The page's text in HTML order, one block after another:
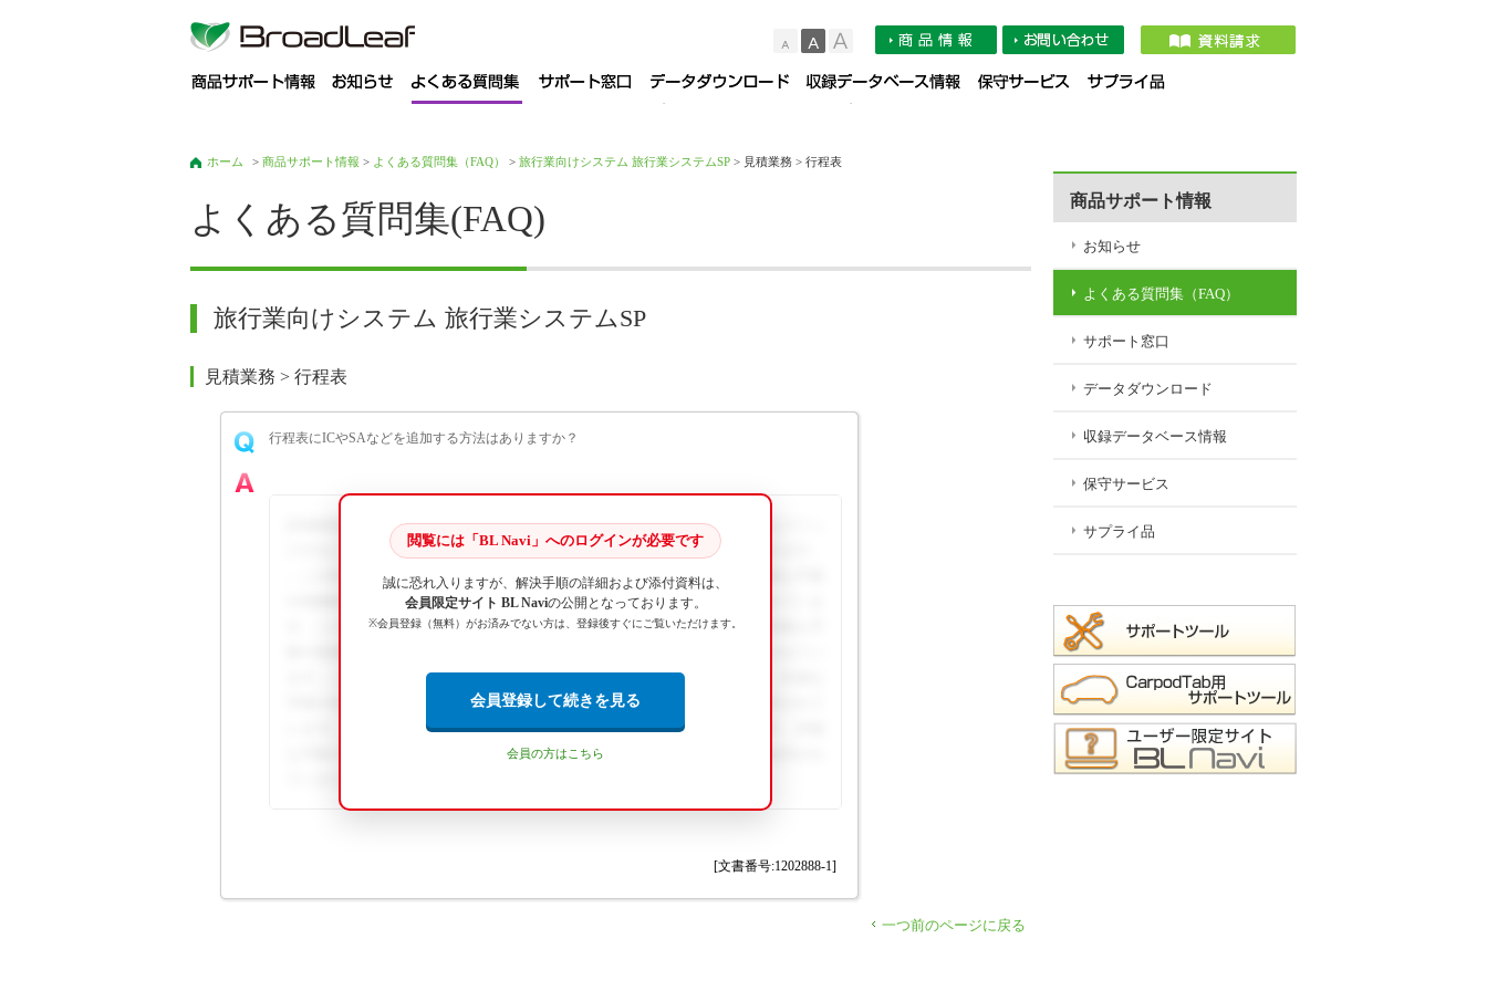
小 大
商品サポート情報
お知らせ
ホーム > 商品サポート情報 > よくある質問集（FAQ） > 旅行業向けシステム 旅行業システムSP > 見積業務 > 行程表
よくある質問集(FAQ)
旅行業向けシステム 旅行業システムSP
見積業務 > 行程表
行程表にICやSAなどを追加する方法はありますか？
[詳細画面]を開き、高速道路を通過している経路を選択します。[地点挿入]をクリッ
クすると、通過しているICやSAが表示されますので、選択し[OK]で追加できます。
... この回答の続きを閲覧するには、BL Naviへのログインが必要です。詳細な手順
や画像解説、関連資料のダウンロードは会員専用コンテンツとして提供されていま
す。この回答の続きを閲覧するには、BL Naviへのログインが必要です。詳細な手
ます。この回答の続きを閲覧するには、BL Naviへのログインが必要です。詳細な
手順や画像解説、関連資料のダウンロードは会員専用コンテンツとして提供されて
います。この回答の続きを閲覧するには、BL Naviへのログインが必要です。詳細
な手順や画像解説、関連資料のダウンロードは会員専用コンテンツとして提供され
閲覧には「BL Navi」へのログインが必要です
誠に恐れ入りますが、解決手順の詳細および添付資料は、
会員限定サイト BL Naviの公開となっております。
※会員登録（無料）がお済みでない方は、登録後すぐにご覧いただけます。
会員登録して続きを見る
会員の方はこちら
[文書番号:1202888-1]
一つ前のページに戻る
商品サポート情報
お知らせ
よくある質問集（FAQ）
サポート窓口
データダウンロード
収録データベース情報
保守サービス
サプライ品